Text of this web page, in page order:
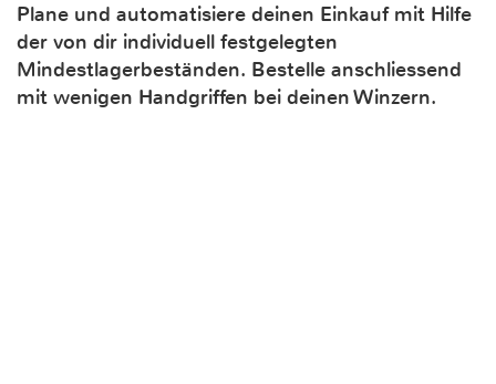
Plane und automatisiere deinen Einkauf mit Hilfe
der von dir individuell festgelegten
Mindestlagerbeständen. Bestelle anschliessend
mit wenigen Handgriffen bei deinen Winzern.